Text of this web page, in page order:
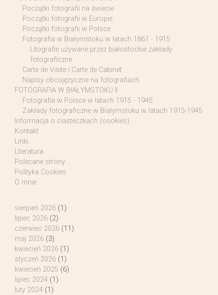
Początki fotografii na świecie
Początki fotografii w Europie
Początki fotografii w Polsce
Fotografia w Białymstoku w latach 1861 - 1915
Litografie używane przez białostockie zakłady
fotograficzne
Carte de Visite i Carte de Cabinet
Napisy obcojęzyczne na fotografiach
FOTOGRAFIA W BIAŁYMSTOKU II
Fotografia w Polsce w latach 1915 - 1945
Zakłady fotograficzne w Białymstoku w latach 1915-1945
Informacja o ciasteczkach (cookies)
Kontakt
Linki
Literatura
Polecane strony
Polityka Cookies
O mnie
sierpień 2026 (1)
lipiec 2026 (2)
czerwiec 2026 (11)
maj 2026 (3)
kwiecień 2026 (1)
styczeń 2026 (1)
kwiecień 2025 (6)
lipiec 2024 (1)
luty 2024 (1)